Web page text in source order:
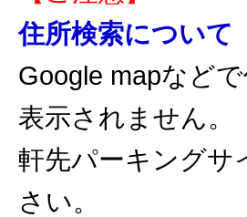
住所検索について
Google mapなど
表示されません。
軒先パーキングサ
さい。